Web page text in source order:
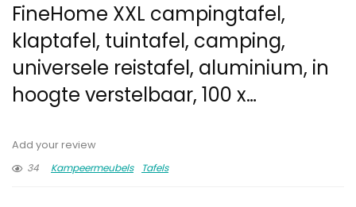
FineHome XXL campingtafel,
klaptafel, tuintafel, camping,
universele reistafel, aluminium, in
hoogte verstelbaar, 100 x…
Add your review
34
Kampeermeubels Tafels